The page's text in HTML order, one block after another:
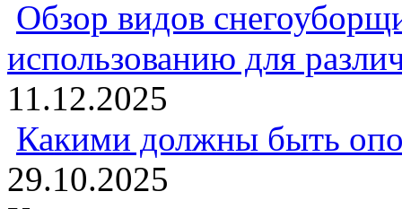
Обзор видов
использованию для
11.12.2025
Какими должны быть
29.10.2025